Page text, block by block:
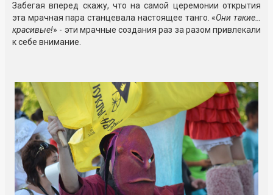
Забегая вперед скажу, что на самой церемонии открытия
эта мрачная пара станцевала настоящее танго. «Они такие…
красивые!» - эти мрачные создания раз за разом привлекали
к себе внимание.